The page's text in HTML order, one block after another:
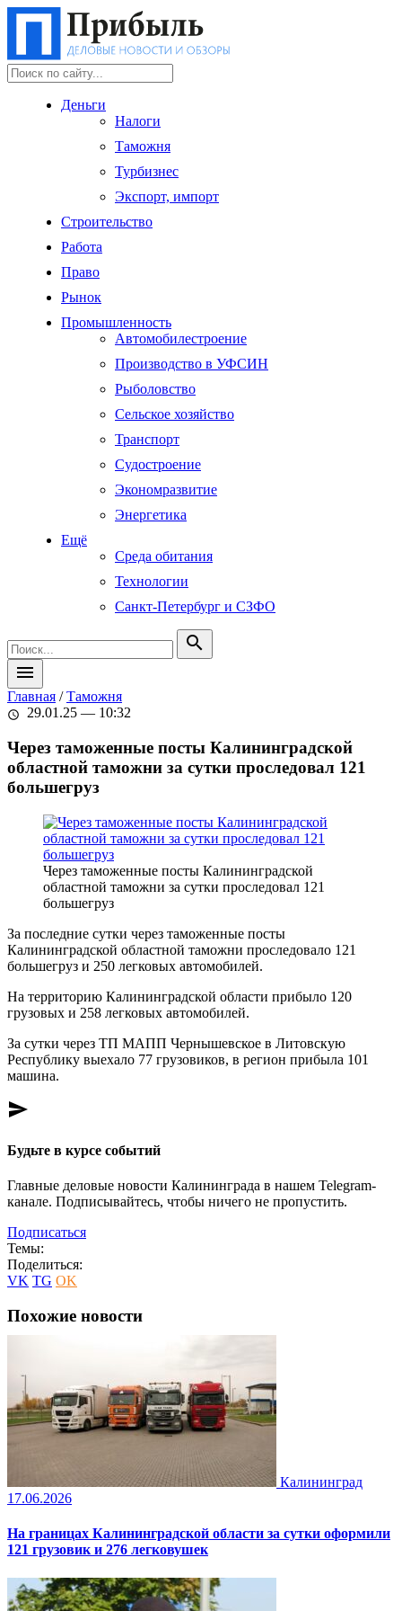
Деньги
Налоги
Таможня
Турбизнес
Экспорт, импорт
Строительство
Работа
Право
Рынок
Промышленность
Автомобилестроение
Производство в УФСИН
Рыболовство
Сельское хозяйство
Транспорт
Судостроение
Экономразвитие
Энергетика
Ещё
Среда обитания
Технологии
Санкт-Петербург и СЗФО
search
menu
Главная /Таможня
schedule 29.01.25 — 10:32
Через таможенные посты Калининградской
областной таможни за сутки проследовал 121
большегруз
Через таможенные посты Калининградской
областной таможни за сутки проследовал 121
большегруз
За последние сутки через таможенные посты
Калининградской областной таможни проследовало 121
большегруз и 250 легковых автомобилей.
На территорию Калининградской области прибыло 120
грузовых и 258 легковых автомобилей.
За сутки через ТП МАПП Чернышевское в Литовскую
Республику выехало 77 грузовиков, в регион прибыла 101
машина.
send
Будьте в курсе событий
Главные деловые новости Калининграда в нашем Telegram-
канале. Подписывайтесь, чтобы ничего не пропустить.
Подписаться
Темы:
Поделиться:
VK TG OK
Похожие новости
Калининград
17.06.2026
На границах Калининградской области за сутки оформили
121 грузовик и 276 легковушек